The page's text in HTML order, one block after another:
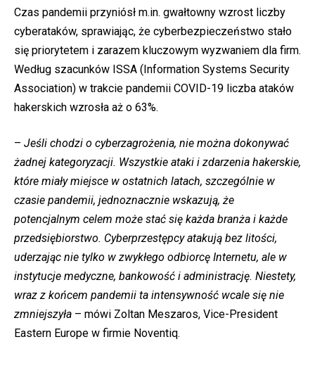
Czas pandemii przyniósł m.in. gwałtowny wzrost liczby
cyberataków, sprawiając, że cyberbezpieczeństwo stało
się priorytetem i zarazem kluczowym wyzwaniem dla firm.
Według szacunków ISSA (Information Systems Security
Association) w trakcie pandemii COVID-19 liczba ataków
hakerskich wzrosła aż o 63%.
– Jeśli chodzi o cyberzagrożenia, nie można dokonywać
żadnej kategoryzacji. Wszystkie ataki i zdarzenia hakerskie,
które miały miejsce w ostatnich latach, szczególnie w
czasie pandemii, jednoznacznie wskazują, że
potencjalnym celem może stać się każda branża i każde
przedsiębiorstwo. Cyberprzestępcy atakują bez litości,
uderzając nie tylko w zwykłego odbiorcę Internetu, ale w
instytucje medyczne, bankowość i administrację. Niestety,
wraz z końcem pandemii ta intensywność wcale się nie
zmniejszyła – mówi Zoltan Meszaros, Vice-President
Eastern Europe w firmie Noventiq.